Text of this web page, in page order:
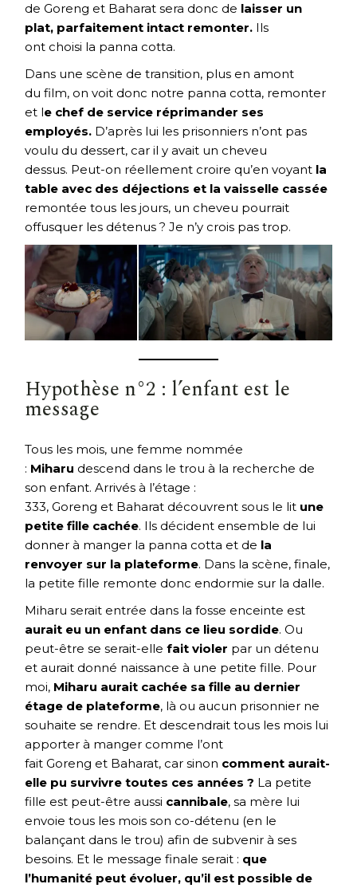
de Goreng et Baharat sera donc de laisser un
plat, parfaitement intact remonter. Ils
ont choisi la panna cotta.
Dans une scène de transition, plus en amont
du film, on voit donc notre panna cotta, remonter
et le chef de service réprimander ses
employés. D’après lui les prisonniers n’ont pas
voulu du dessert, car il y avait un cheveu
dessus. Peut-on réellement croire qu’en voyant la
table avec des déjections et la vaisselle cassée
remontée tous les jours, un cheveu pourrait
offusquer les détenus ? Je n’y crois pas trop.
Hypothèse n°2 : l’enfant est le
message
Tous les mois, une femme nommée
: Miharu descend dans le trou à la recherche de
son enfant. Arrivés à l’étage :
333, Goreng et Baharat découvrent sous le lit une
petite fille cachée. Ils décident ensemble de lui
donner à manger la panna cotta et de la
renvoyer sur la plateforme. Dans la scène, finale,
la petite fille remonte donc endormie sur la dalle.
Miharu serait entrée dans la fosse enceinte est
aurait eu un enfant dans ce lieu sordide. Ou
peut-être se serait-ellefait violer par un détenu
et aurait donné naissance à une petite fille. Pour
moi, Miharu aurait cachée sa fille au dernier
étage de plateforme, là ou aucun prisonnier ne
souhaite se rendre. Et descendrait tous les mois lui
apporter à manger comme l’ont
fait Goreng et Baharat, car sinon comment aurait-
elle pu survivre toutes ces années ? La petite
fille est peut-être aussi cannibale, sa mère lui
envoie tous les mois son co-détenu (en le
balançant dans le trou) afin de subvenir à ses
besoins. Et le message finale serait : que
l’humanité peut évoluer, qu’il est possible de